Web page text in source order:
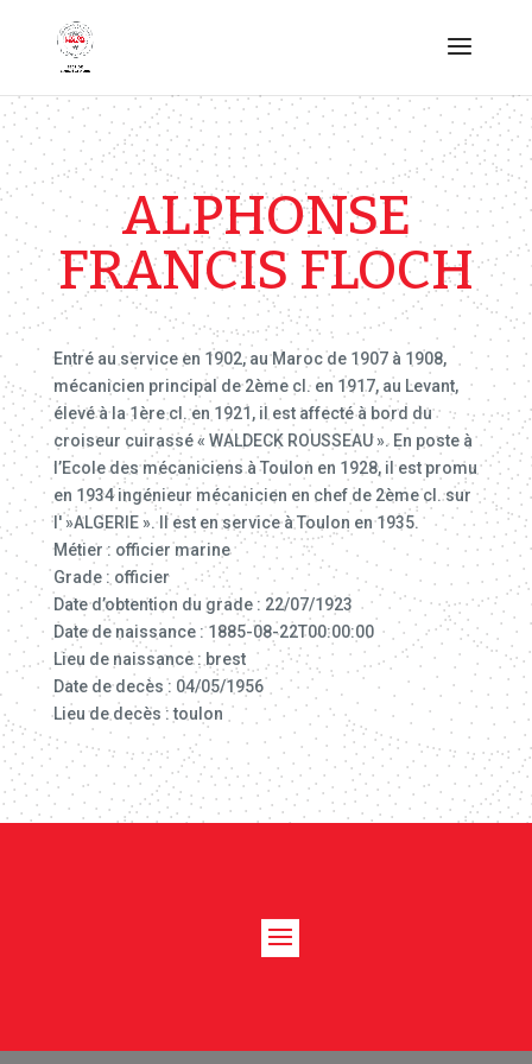
ALPHONSE
FRANCIS FLOCH
Entré au service en 1902, au Maroc de 1907 à 1908,
mécanicien principal de 2ème cl. en 1917, au Levant,
élevé à la 1ère cl. en 1921, il est affecté à bord du
croiseur cuirassé « WALDECK ROUSSEAU ». En poste à
l’Ecole des mécaniciens à Toulon en 1928, il est promu
en 1934 ingénieur mécanicien en chef de 2ème cl. sur
l' »ALGERIE ». Il est en service à Toulon en 1935.
Métier : officier marine
Grade : officier
Date d’obtention du grade : 22/07/1923
Date de naissance : 1885-08-22T00:00:00
Lieu de naissance : brest
Date de decès : 04/05/1956
Lieu de decès : toulon